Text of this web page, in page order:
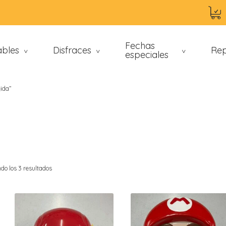
> Disfraces > Fechas
especiales >
los 3 resultados